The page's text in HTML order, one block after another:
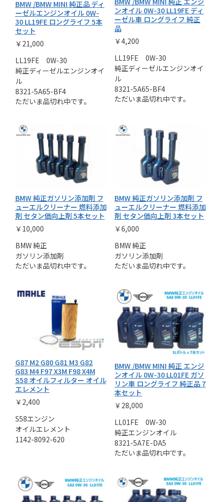
BMW /BMW MINI 純正品 ディ
ーゼルエンジンオイル 0W-
30 LL19FE ロングライフ 5本
セット
￥21,000
LL19FE 0W-30
純正ディーゼルエンジンオイ
ル
8321-5A65-BF4
ただいま品切れ中です。
ンオイル 0W-30 LL19FE ディ
ーゼル車 ロングライフ 純正
品
￥4,200
LL19FE 0W-30
純正ディーゼルエンジンオイ
ル
8321-5A65-BF4
ただいま品切れ中です。
BMW 純正ガソリン添加剤 フ
ューエルクリーナー 燃料添加
剤 セタン価向上剤 5本セット
￥10,000
BMW 純正
ガソリン添加剤
ただいま品切れ中です。
BMW 純正ガソリン添加剤 フ
ューエルクリーナー 燃料添加
剤 セタン価向上剤 3本セット
￥6,000
BMW 純正
ガソリン添加剤
ただいま品切れ中です。
G87 M2 G80 G81 M3 G82
G83 M4 F97 X3M F98 X4M
S58 オイルフィルター オイル
エレメント
￥2,400
S58エンジン
オイルエレメント
1142-8092-620
BMW /BMW MINI 純正 エンジ
ンオイル 0W-30 LL01FE ガソ
リン車 ロングライフ 純正品 7
本セット
￥28,000
LL01FE 0W-30
純正エンジンオイル
8321-5A7E-DA5
ただいま品切れ中です。